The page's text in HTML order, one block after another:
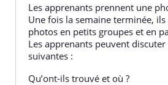
Les apprenants prennent une
Une fois la semaine terminée,
photos en petits groupes et en
Les apprenants peuvent
suivantes :
Qu’ont-ils trouvé et où ?